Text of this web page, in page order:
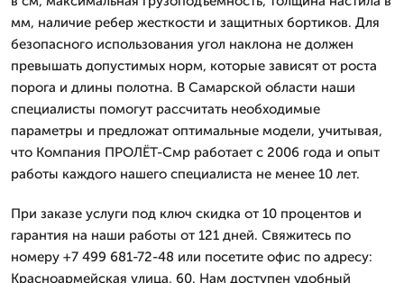
мм, наличие ребер жесткости и защитных бортиков. Для
безопасного использования угол наклона не должен
превышать допустимых норм, которые зависят от роста
порога и длины полотна. В Самарской области наши
специалисты помогут рассчитать необходимые
параметры и предложат оптимальные модели, учитывая,
что Компания ПРОЛЁТ-Смр работает с 2006 года и опыт
работы каждого нашего специалиста не менее 10 лет.
При заказе услуги под ключ скидка от 10 процентов и
гарантия на наши работы от 121 дней. Свяжитесь по
номеру +7 499 681-72-48 или посетите офис по адресу:
Красноармейская улица, 60. Нам доступен удобный